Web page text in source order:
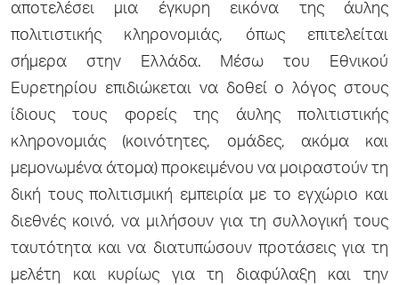
αποτελέσει μια έγκυρη εικόνα της άυλης
πολιτιστικής κληρονομιάς, όπως επιτελείται
σήμερα στην Ελλάδα. Μέσω του Εθνικού
Ευρετηρίου επιδιώκεται να δοθεί ο λόγος στους
ίδιους τους φορείς της άυλης πολιτιστικής
κληρονομιάς (κοινότητες, ομάδες, ακόμα και
μεμονωμένα άτομα) προκειμένου να μοιραστούν τη
δική τους πολιτισμική εμπειρία με το εγχώριο και
διεθνές κοινό, να μιλήσουν για τη συλλογική τους
ταυτότητα και να διατυπώσουν προτάσεις για τη
μελέτη και κυρίως για τη διαφύλαξη και την